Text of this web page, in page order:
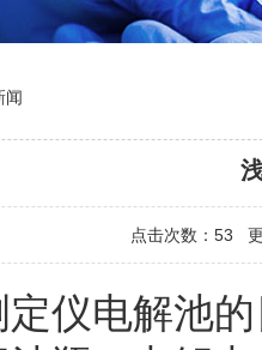
闻
点击次数： 53
电解池的